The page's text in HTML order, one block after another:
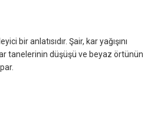
bir anlatısıdır. Şair, kar yağışını
tanelerinin düşüşü ve beyaz örtünün